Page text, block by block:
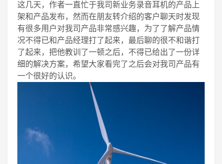
这几天，作者一直忙于我司新业务录音耳机的产品上
架和产品发布，然而在朋友转介绍的客户聊天时发现
有很多用户对我司产品非常感兴趣，为了了解产品情
况不得已和产品经理打了起来，最后聊的很不和谐打
了起来，把他教训了一顿之后，不得已给出了一份详
细的解决方案，希望大家看完了之后会对我司产品有
一个很好的认识。